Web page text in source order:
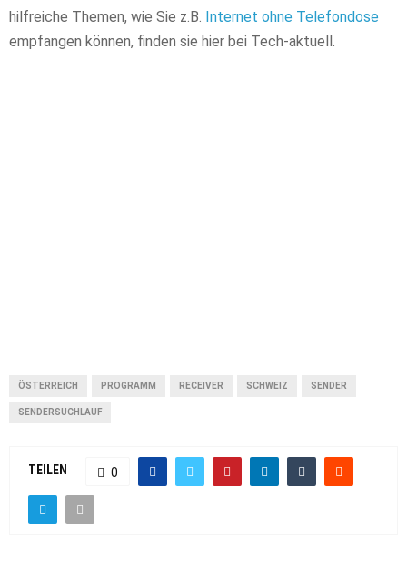
hilfreiche Themen, wie Sie z.B. Internet ohne Telefondose
empfangen können, finden sie hier bei Tech-aktuell.
ÖSTERREICH PROGRAMM RECEIVER SCHWEIZ SENDER
SENDERSUCHLAUF
TEILEN 0